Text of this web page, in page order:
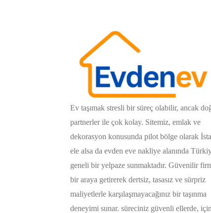
Ev taşımak stresli bir süreç olabilir, ancak
partnerler ile çok kolay. Sitemiz, emlak ve
dekorasyon konusunda pilot bölge olarak
ele alsa da evden eve nakliye alanında
geneli bir yelpaze sunmaktadır. Güvenilir
bir araya getirerek dertsiz, tasasız ve sürpriz
maliyetlerle karşılaşmayacağınız bir taşınma
deneyimi sunar. süreciniz güvenli ellerde,